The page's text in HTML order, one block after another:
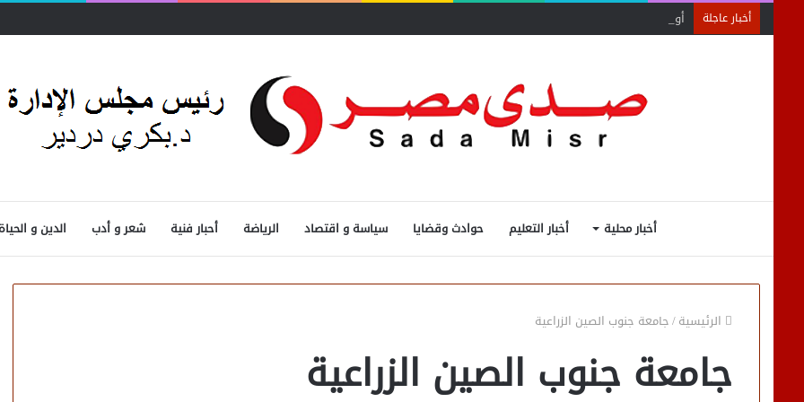
أخبار عاجلة أول اجتماع لأمانة المجالس المحلية بحماة الوطن بالبحيرة يحدد الأولويات
أخبار محلية أخبار التعليم حوادث وقضايا سياسة و اقتصاد الرياضة أحبار فنية شعر و أدب الدين و الحياة
الرئيسية/جامعة جنوب الصين الزراعية
جامعة جنوب الصين الزراعية